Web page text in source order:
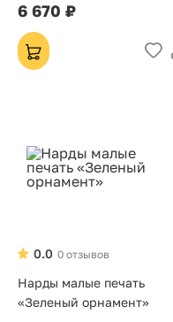
6 670 ₽
0 отзывов
0.0
Нарды малые печать
«Зеленый орнамент»